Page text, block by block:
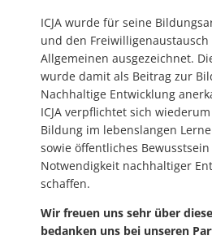
ICJA wurde für seine
und den
Allgemeinen ausgezeichnet.
wurde damit als Beitrag zur
Nachhaltige Entwicklung
ICJA verpflichtet sich
Bildung im lebenslangen
sowie öffentliches
Notwendigkeit nachhaltiger
schaffen.
Wir freuen uns sehr über
bedanken uns bei unseren